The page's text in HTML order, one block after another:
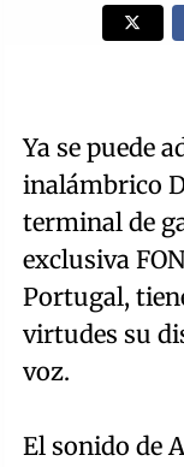
Ya se puede
inalámbrico
terminal de
exclusiva
Portugal,
virtudes su
voz.
El sonido de